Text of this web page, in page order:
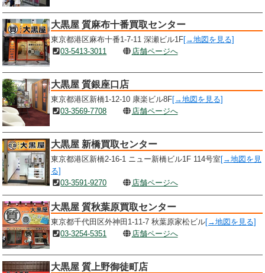
大黒屋 質麻布十番買取センター
東京都港区麻布十番1-7-11 深瀬ビル1F[→地図を見る]
03-5413-3011
店舗ページへ
大黒屋 質銀座口店
東京都港区新橋1-12-10 康楽ビル8F[→地図を見る]
03-3569-7708
店舗ページへ
大黒屋 新橋買取センター
東京都港区新橋2-16-1 ニュー新橋ビル1F 114号室 [→地図を見
る]
03-3591-9270
店舗ページへ
大黒屋 質秋葉原買取センター
東京都千代田区外神田1-11-7 秋葉原家松ビル[→地図を見る]
03-3254-5351
店舗ページへ
大黒屋 質上野御徒町店